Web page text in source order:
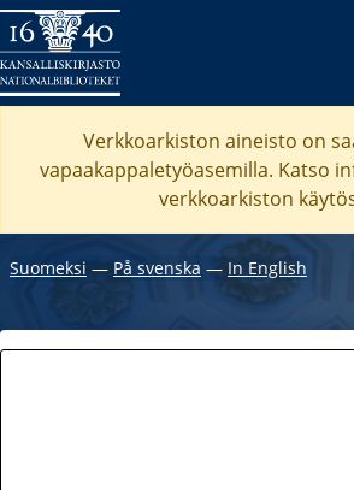
Verkkoarkiston aineisto on
vapaakappaletyöasemilla. Katso
verkkoarkiston
Suomeksi ― På svenska ― In English